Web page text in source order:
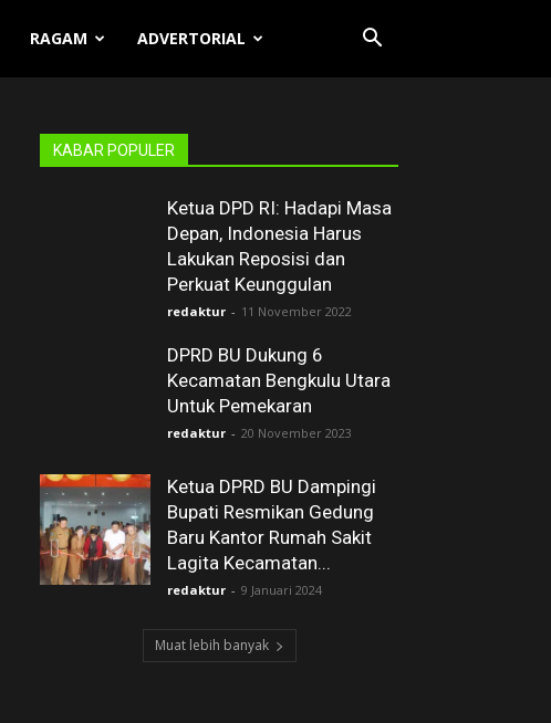
RAGAM ADVERTORIAL
KABAR POPULER
Ketua DPD RI: Hadapi Masa
Depan, Indonesia Harus
Lakukan Reposisi dan
Perkuat Keunggulan
redaktur - 11 November 2022
DPRD BU Dukung 6
Kecamatan Bengkulu Utara
Untuk Pemekaran
redaktur - 20 November 2023
Ketua DPRD BU Dampingi
Bupati Resmikan Gedung
Baru Kantor Rumah Sakit
Lagita Kecamatan...
redaktur - 9 Januari 2024
Muat lebih banyak